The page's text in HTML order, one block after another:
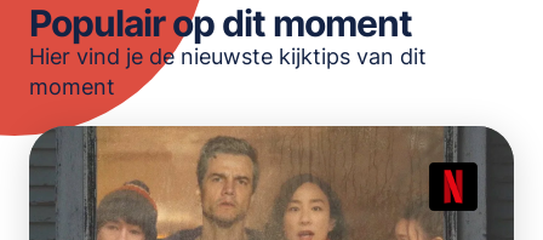
Populair op dit moment
Hier vind je de nieuwste kijktips van dit
moment